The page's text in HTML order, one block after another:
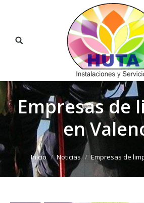
Buscar:
Empresas de
en
Estás aquí:
Inicio Noticias Empresas de